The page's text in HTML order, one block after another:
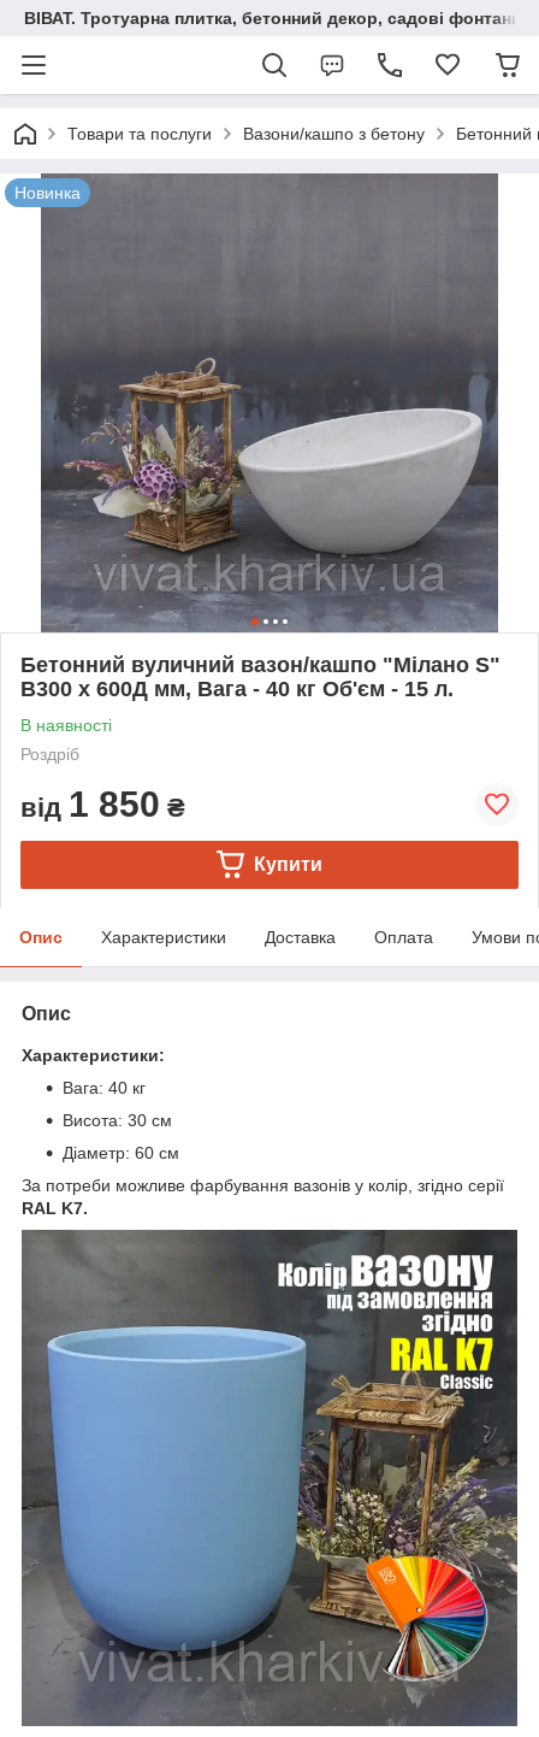
ВІВАТ. Тротуарна плитка, бетонний декор, садові фонтани
Товари та послуги Вазони/кашпо з бетону Бетонний
Новинка
Бетонний вуличний вазон/кашпо "Мілано S"
В300 x 600Д мм, Вага - 40 кг Об'єм - 15 л.
В наявності
Роздріб
від 1 850 ₴
Купити
Опис Характеристики Доставка Оплата Умови
Опис
Характеристики:
Вага: 40 кг
Висота: 30 см
Діаметр: 60 см
За потреби можливе фарбування вазонів у колір, згідно серії
RAL K7.